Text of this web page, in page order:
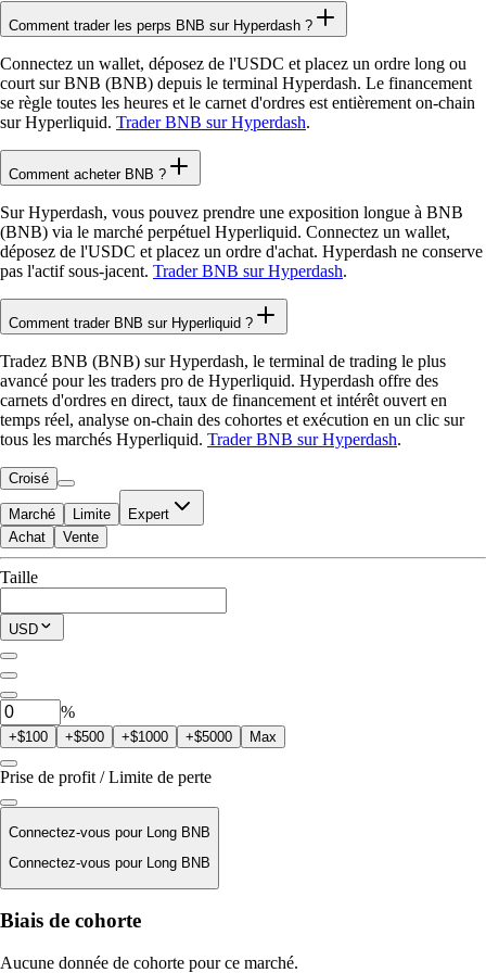
Comment trader les perps BNB sur Hyperdash ?
Connectez un wallet, déposez de l'USDC et placez un ordre long ou
court sur BNB (BNB) depuis le terminal Hyperdash. Le financement
se règle toutes les heures et le carnet d'ordres est entièrement on-chain
sur Hyperliquid. Trader BNB sur Hyperdash.
Comment acheter BNB ?
Sur Hyperdash, vous pouvez prendre une exposition longue à BNB
(BNB) via le marché perpétuel Hyperliquid. Connectez un wallet,
déposez de l'USDC et placez un ordre d'achat. Hyperdash ne conserve
pas l'actif sous-jacent. Trader BNB sur Hyperdash.
Comment trader BNB sur Hyperliquid ?
Tradez BNB (BNB) sur Hyperdash, le terminal de trading le plus
avancé pour les traders pro de Hyperliquid. Hyperdash offre des
carnets d'ordres en direct, taux de financement et intérêt ouvert en
temps réel, analyse on-chain des cohortes et exécution en un clic sur
tous les marchés Hyperliquid. Trader BNB sur Hyperdash.
Croisé
Marché Limite Expert
Disponible pour trader
$0.00
Position actuelle
0 BNB
Achat Vente
Taille
USD
%
+$100 +$500 +$1000 +$5000 Max
Prise de profit / Limite de perte
Connectez-vous pour Long BNB
Connectez-vous pour Long BNB
Prix de liquidation
N/D
Biais de cohorte
Aucune donnée de cohorte pour ce marché.